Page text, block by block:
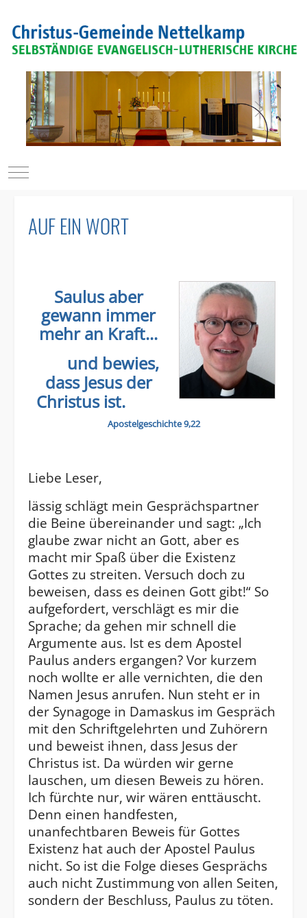
Mobile Menu Toggle
AUF EIN WORT
Saulus aber
gewann immer
mehr an Kraft...
und bewies,
dass Jesus der
Christus ist.
Apostelgeschichte 9,22
Liebe Leser,
lässig schlägt mein Gesprächspartner
die Beine übereinander und sagt: „Ich
glaube zwar nicht an Gott, aber es
macht mir Spaß über die Existenz
Gottes zu streiten. Versuch doch zu
beweisen, dass es deinen Gott gibt!“ So
aufgefordert, verschlägt es mir die
Sprache; da gehen mir schnell die
Argumente aus. Ist es dem Apostel
Paulus anders ergangen? Vor kurzem
noch wollte er alle vernichten, die den
Namen Jesus anrufen. Nun steht er in
der Synagoge in Damaskus im Gespräch
mit den Schriftgelehrten und Zuhörern
und beweist ihnen, dass Jesus der
Christus ist. Da würden wir gerne
lauschen, um diesen Beweis zu hören.
Ich fürchte nur, wir wären enttäuscht.
Denn einen handfesten,
unanfechtbaren Beweis für Gottes
Existenz hat auch der Apostel Paulus
nicht. So ist die Folge dieses Gesprächs
auch nicht Zustimmung von allen Seiten,
sondern der Beschluss, Paulus zu töten.